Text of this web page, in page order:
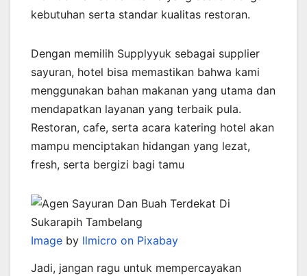
kebutuhan serta standar kualitas restoran.
Dengan memilih Supplyyuk sebagai supplier
sayuran, hotel bisa memastikan bahwa kami
menggunakan bahan makanan yang utama dan
mendapatkan layanan yang terbaik pula.
Restoran, cafe, serta acara katering hotel akan
mampu menciptakan hidangan yang lezat,
fresh, serta bergizi bagi tamu
Image by llmicro on Pixabay
Jadi, jangan ragu untuk mempercayakan